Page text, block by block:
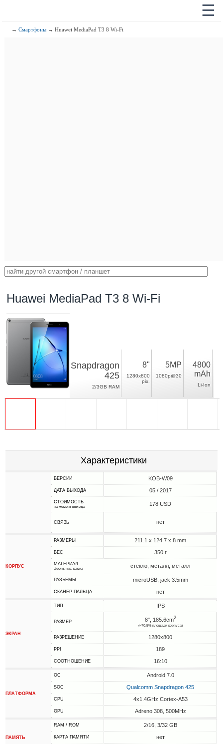
☰
→Смартфоны → Huawei MediaPad T3 8 Wi-Fi
Huawei MediaPad T3 8 Wi-Fi
Snapdragon
425
2/3GB RAM
8"
1280x800
pix.
5MP
1080p@30
4800
mAh
Li-Ion
Характеристики
ВЕРСИИ KOB-W09
ДАТА ВЫХОДА 05 / 2017
СТОИМОСТЬ
на момент выхода 178 USD
СВЯЗЬ нет
КОРПУС
РАЗМЕРЫ 211.1 x 124.7 x 8 mm
ВЕС 350 г
МАТЕРИАЛ
фронт, низ, рамка стекло, металл, металл
РАЗЪЕМЫ microUSB, jack 3.5mm
СКАНЕР ПАЛЬЦА нет
ЭКРАН
ТИП IPS
РАЗМЕР 8", 185.6cm2
(~70.5% площади корпуса)
РАЗРЕШЕНИЕ 1280x800
PPI 189
СООТНОШЕНИЕ 16:10
ПЛАТФОРМА
ОС Android 7.0
SOC Qualcomm Snapdragon 425
CPU 4x1.4GHz Cortex-A53
GPU Adreno 308, 500MHz
ПАМЯТЬ
RAM / ROM 2/16, 3/32 GB
КАРТА ПАМЯТИ нет